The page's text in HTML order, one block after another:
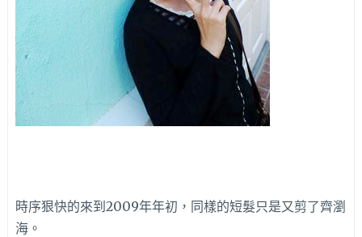
時序狠快的來到2009年年初，同樣的短髮只是又剪了齊瀏
海。